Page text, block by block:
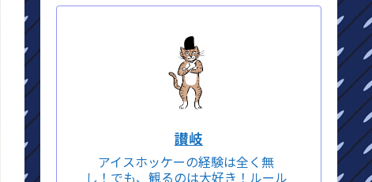
讃岐
アイスホッケーの経験は全く無
し！でも、観るのは大好き！ルール